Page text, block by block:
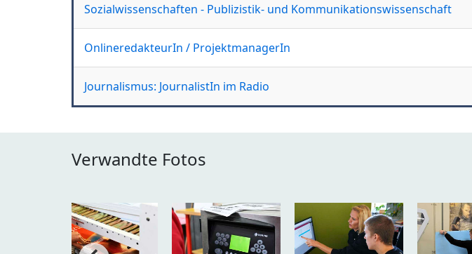
Sozialwissenschaften - Publizistik- und Kommunikationswissenschaft
OnlineredakteurIn / ProjektmanagerIn
Journalismus: JournalistIn im Radio
Verwandte Fotos